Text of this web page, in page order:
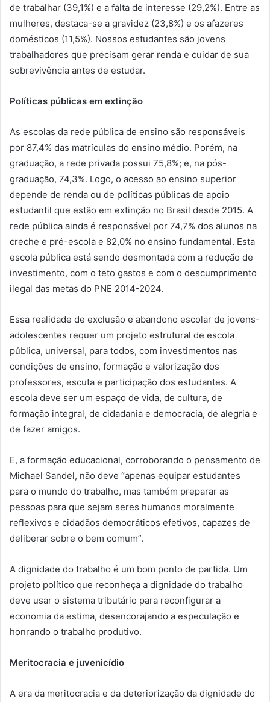
de trabalhar (39,1%) e a falta de interesse (29,2%). Entre as
mulheres, destaca-se a gravidez (23,8%) e os afazeres
domésticos (11,5%). Nossos estudantes são jovens
trabalhadores que precisam gerar renda e cuidar de sua
sobrevivência antes de estudar.
Políticas públicas em extinção
As escolas da rede pública de ensino são responsáveis
por 87,4% das matrículas do ensino médio. Porém, na
graduação, a rede privada possui 75,8%; e, na pós-
graduação, 74,3%. Logo, o acesso ao ensino superior
depende de renda ou de políticas públicas de apoio
estudantil que estão em extinção no Brasil desde 2015. A
rede pública ainda é responsável por 74,7% dos alunos na
creche e pré-escola e 82,0% no ensino fundamental. Esta
escola pública está sendo desmontada com a redução de
investimento, com o teto gastos e com o descumprimento
ilegal das metas do PNE 2014-2024.
Essa realidade de exclusão e abandono escolar de jovens-
adolescentes requer um projeto estrutural de escola
pública, universal, para todos, com investimentos nas
condições de ensino, formação e valorização dos
professores, escuta e participação dos estudantes. A
escola deve ser um espaço de vida, de cultura, de
formação integral, de cidadania e democracia, de alegria e
de fazer amigos.
E, a formação educacional, corroborando o pensamento de
Michael Sandel, não deve “apenas equipar estudantes
para o mundo do trabalho, mas também preparar as
pessoas para que sejam seres humanos moralmente
reflexivos e cidadãos democráticos efetivos, capazes de
deliberar sobre o bem comum”.
A dignidade do trabalho é um bom ponto de partida. Um
projeto político que reconheça a dignidade do trabalho
deve usar o sistema tributário para reconfigurar a
economia da estima, desencorajando a especulação e
honrando o trabalho produtivo.
Meritocracia e juvenicídio
A era da meritocracia e da deteriorização da dignidade do